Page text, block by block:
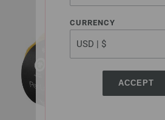
of America
CURRENCY
ACCEPT